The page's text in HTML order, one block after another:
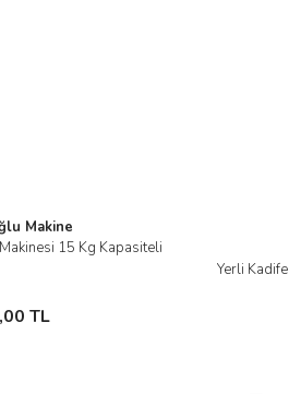
Makine
15 Kg Kapasiteli
TL
Ekle
Yerli